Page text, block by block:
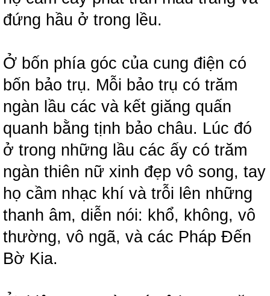
đứng hầu ở trong lều.
Ở bốn phía góc của cung điện có
bốn bảo trụ. Mỗi bảo trụ có trăm
ngàn lầu các và kết giăng quấn
quanh bằng tịnh bảo châu. Lúc đó
ở trong những lầu các ấy có trăm
ngàn thiên nữ xinh đẹp vô song, tay
họ cầm nhạc khí và trỗi lên những
thanh âm, diễn nói: khổ, không, vô
thường, vô ngã, và các Pháp Đến
Bờ Kia.